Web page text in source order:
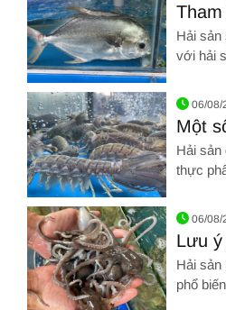
Hình ảnh về Tham khảo cách
quản
được
Hải sản
với hải
vật
nuôi
Hình ảnh về Một số phương
06/08/
Một
bảo
quá
Hải sản
thực
06/08/
Lưu ý
sản
Hải sản
phổ